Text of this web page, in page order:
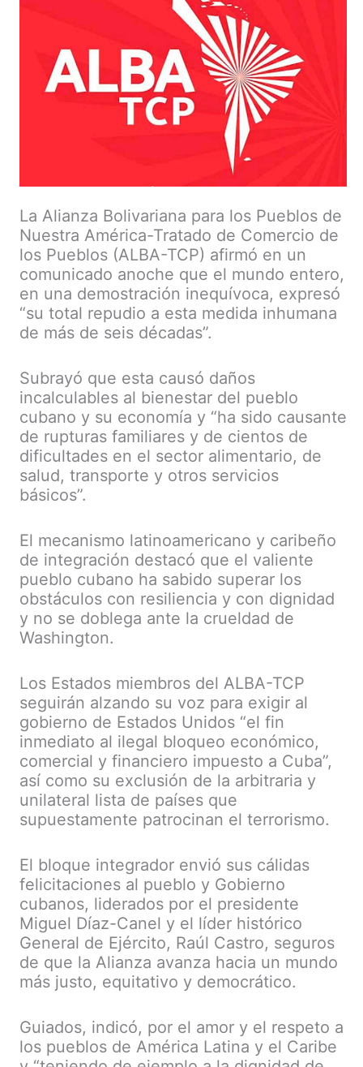
La Alianza Bolivariana para los Pueblos de
Nuestra América-Tratado de Comercio de
los Pueblos (ALBA-TCP) afirmó en un
comunicado anoche que el mundo entero,
en una demostración inequívoca, expresó
“su total repudio a esta medida inhumana
de más de seis décadas”.
Subrayó que esta causó daños
incalculables al bienestar del pueblo
cubano y su economía y “ha sido causante
de rupturas familiares y de cientos de
dificultades en el sector alimentario, de
salud, transporte y otros servicios
básicos”.
El mecanismo latinoamericano y caribeño
de integración destacó que el valiente
pueblo cubano ha sabido superar los
obstáculos con resiliencia y con dignidad
y no se doblega ante la crueldad de
Washington.
Los Estados miembros del ALBA-TCP
seguirán alzando su voz para exigir al
gobierno de Estados Unidos “el fin
inmediato al ilegal bloqueo económico,
comercial y financiero impuesto a Cuba”,
así como su exclusión de la arbitraria y
unilateral lista de países que
supuestamente patrocinan el terrorismo.
El bloque integrador envió sus cálidas
felicitaciones al pueblo y Gobierno
cubanos, liderados por el presidente
Miguel Díaz-Canel y el líder histórico
General de Ejército, Raúl Castro, seguros
de que la Alianza avanza hacia un mundo
más justo, equitativo y democrático.
Guiados, indicó, por el amor y el respeto a
los pueblos de América Latina y el Caribe